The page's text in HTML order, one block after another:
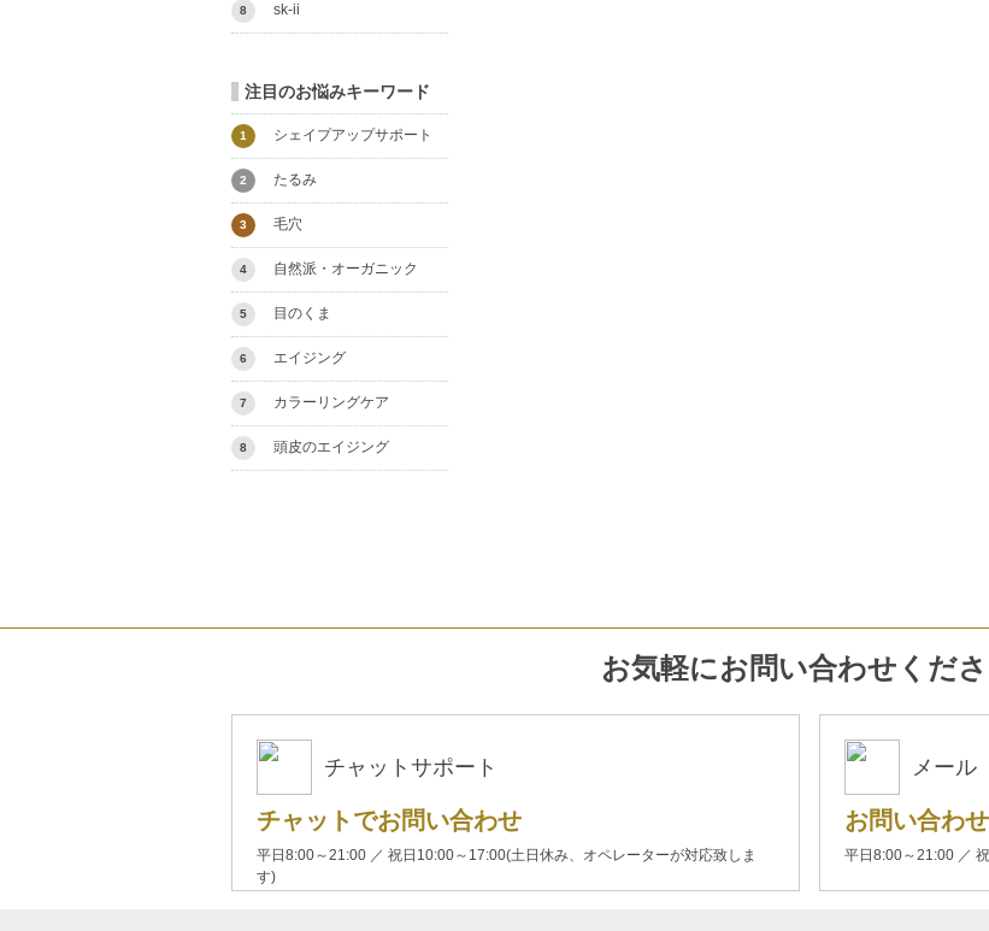
8 sk-ii
注目のお悩みキーワード
1 シェイプアップサポート
2 たるみ
3 毛穴
4 自然派・オーガニック
5 目のくま
6 エイジング
7 カラーリングケア
8 頭皮のエイジング
お気軽にお問い合わせくだ
チャットサポート
チャットでお問い合わせ
平日8:00～21:00 ／ 祝日10:00～17:00(土日休み、オペレーターが対応致しま
す)
メール
お問い合わ
平日8:00～21:00 ／